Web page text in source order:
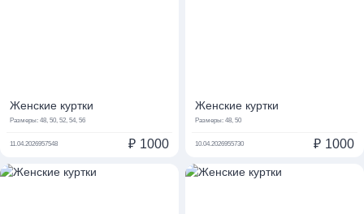
Женские куртки
Размеры: 48, 50, 52, 54, 56
11.04.2026957548 ₽ 1000
Женские куртки
Размеры: 48, 50
10.04.2026955730 ₽ 1000